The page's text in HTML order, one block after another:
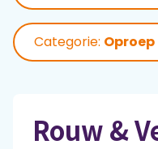
Leren &
Categorie: Oproep
Rouw &